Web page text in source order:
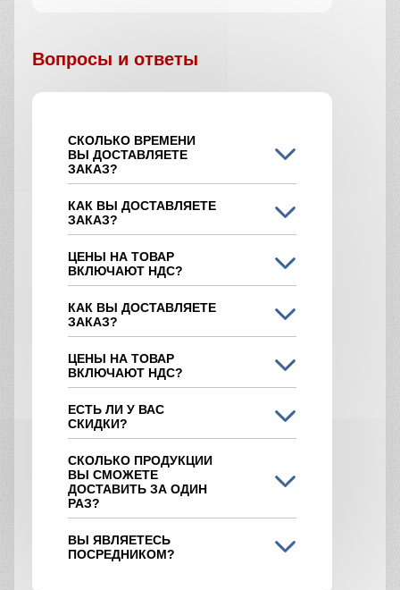
Вопросы и ответы
СКОЛЬКО ВРЕМЕНИ
ВЫ ДОСТАВЛЯЕТЕ
ЗАКАЗ?
КАК ВЫ ДОСТАВЛЯЕТЕ
ЗАКАЗ?
ЦЕНЫ НА ТОВАР
ВКЛЮЧАЮТ НДС?
КАК ВЫ ДОСТАВЛЯЕТЕ
ЗАКАЗ?
ЦЕНЫ НА ТОВАР
ВКЛЮЧАЮТ НДС?
ЕСТЬ ЛИ У ВАС
СКИДКИ?
СКОЛЬКО ПРОДУКЦИИ
ВЫ СМОЖЕТЕ
ДОСТАВИТЬ ЗА ОДИН
РАЗ?
ВЫ ЯВЛЯЕТЕСЬ
ПОСРЕДНИКОМ?